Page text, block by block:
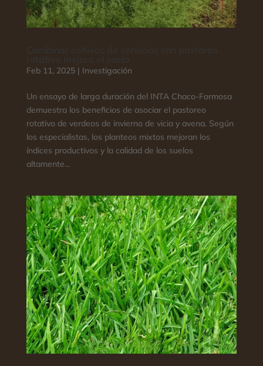
Feb 11, 2025| Investigación
Un ensayo de larga duración del INTA Chaco-Formosa
demuestra los beneficios de asociar el pastoreo
rotativo de verdeos de invierno de vicia y avena. Según
los especialistas, los planteos mixtos mejoran los
índices productivos y la calidad de los suelos
altamente...